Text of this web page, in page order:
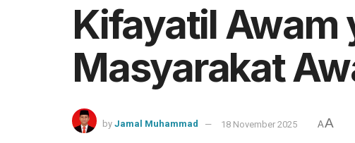
Kifayatil Awam
Masyarakat
by Jamal Muhammad 18 November 2025 AA